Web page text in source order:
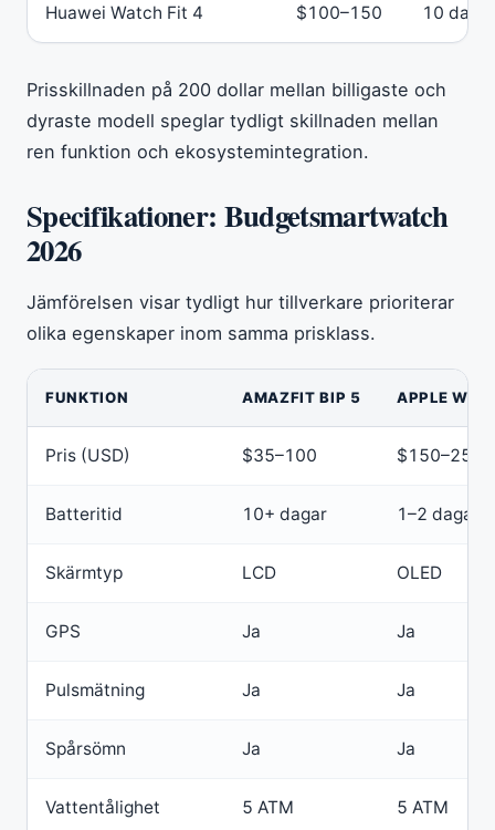
Huawei Watch Fit 4 $100–150 10 dagar
Prisskillnaden på 200 dollar mellan billigaste och
dyraste modell speglar tydligt skillnaden mellan
ren funktion och ekosystemintegration.
Specifikationer: Budgetsmartwatch
2026
Jämförelsen visar tydligt hur tillverkare prioriterar
olika egenskaper inom samma prisklass.
FUNKTION AMAZFIT BIP 5 APPLE
Pris (USD) $35–100 $150–250
Batteritid 10+ dagar 1–2 dagar
Skärmtyp LCD OLED
GPS Ja Ja
Pulsmätning Ja Ja
Spårsömn Ja Ja
Vattentålighet 5 ATM 5 ATM